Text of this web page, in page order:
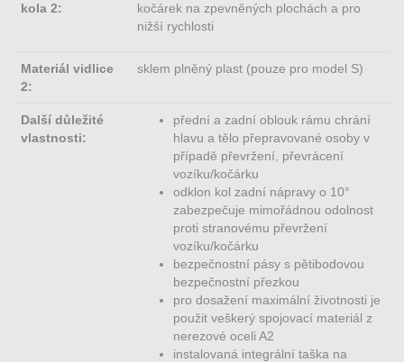
kola 2:
kočárek na zpevněných plochách a pro
nižší rychlosti
Materiál vidlice
2:
sklem plněný plast (pouze pro model S)
Další důležité
vlastnosti:
přední a zadní oblouk rámu chrání
hlavu a tělo přepravované osoby v
případě převržení, převrácení
vozíku/kočárku
odklon kol zadní nápravy o 10°
zabezpečuje mimořádnou odolnost
proti stranovému převržení
vozíku/kočárku
bezpečnostní pásy s pětibodovou
bezpečnostní přezkou
pro dosažení maximální životnosti je
použit veškerý spojovací materiál z
nerezové oceli A2
instalovaná integrální taška na